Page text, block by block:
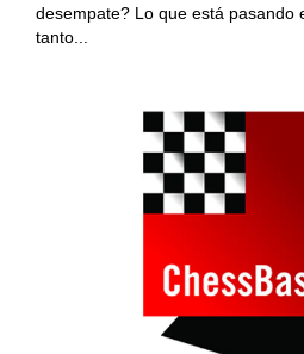
desempate? Lo que está pasando
tanto...